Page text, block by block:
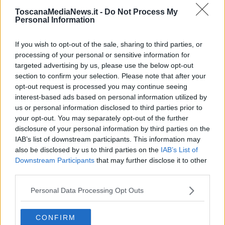
ToscanaMediaNews.it - Do Not Process My
Personal Information
If you wish to opt-out of the sale, sharing to third parties, or
processing of your personal or sensitive information for
targeted advertising by us, please use the below opt-out
section to confirm your selection. Please note that after your
opt-out request is processed you may continue seeing
interest-based ads based on personal information utilized by
us or personal information disclosed to third parties prior to
your opt-out. You may separately opt-out of the further
disclosure of your personal information by third parties on the
IAB’s list of downstream participants. This information may
also be disclosed by us to third parties on the IAB’s List of
Downstream Participants that may further disclose it to other
Personal Data Processing Opt Outs
CONFIRM
Il nodo dell’accessibilità alle prestazioni
Per leprime visitela quota passa dal 63% del 2023 al 60% del
2024, mentre migliora quella relativa agliesami diagnostici
passa dal 60% al 64%. Stabili gli abbandoni non presidiati da
pronto soccorso, al 3,9%.